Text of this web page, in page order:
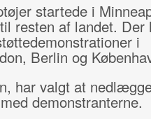
startede i
resten af landet. Der
i
Berlin og
har valgt at
demonstranterne.